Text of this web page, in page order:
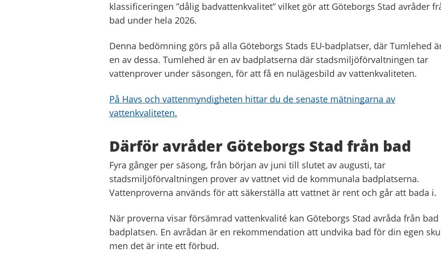
klassificeringen ”dålig badvattenkvalitet” vilket gör att Göteborgs Stad avråder
bad under hela 2026.
Denna bedömning görs på alla Göteborgs Stads EU-badplatser, där Tumlehed
en av dessa. Tumlehed är en av badplatserna där stadsmiljöförvaltningen tar
vattenprover under säsongen, för att få en nulägesbild av vattenkvaliteten.
På Havs och vattenmyndigheten hittar du de senaste mätningarna av
vattenkvaliteten.
Därför avråder Göteborgs Stad från bad
Fyra gånger per säsong, från början av juni till slutet av augusti, tar
stadsmiljöförvaltningen prover av vattnet vid de kommunala badplatserna.
Vattenproverna används för att säkerställa att vattnet är rent och går att bada i.
När proverna visar försämrad vattenkvalité kan Göteborgs Stad avråda från bad
badplatsen. En avrådan är en rekommendation att undvika bad för din egen
men det är inte ett förbud.